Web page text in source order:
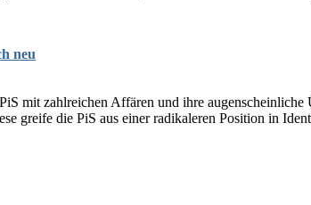
neu
mit zahlreichen Affären und ihre
greife die PiS aus einer radikaleren Position in